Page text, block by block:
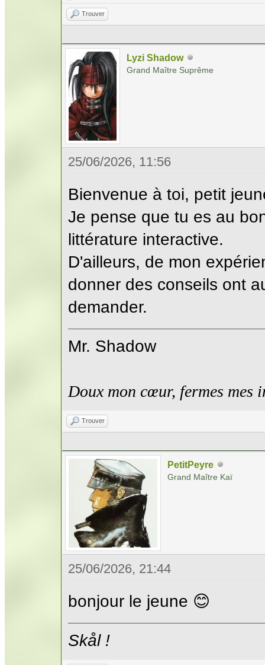
Trouver
Lyzi Shadow
Grand Maître Suprême
25/06/2026, 11:56
Bienvenue à toi, petit
Je pense que tu es au
littérature interactive.
D'ailleurs, de mon
donner des conseils ont
demander.
Mr. Shadow
Doux mon cœur, fermes mes
Trouver
PetitPeyre
Grand Maître Kaï
25/06/2026, 21:44
bonjour le jeune 😊
Skål !